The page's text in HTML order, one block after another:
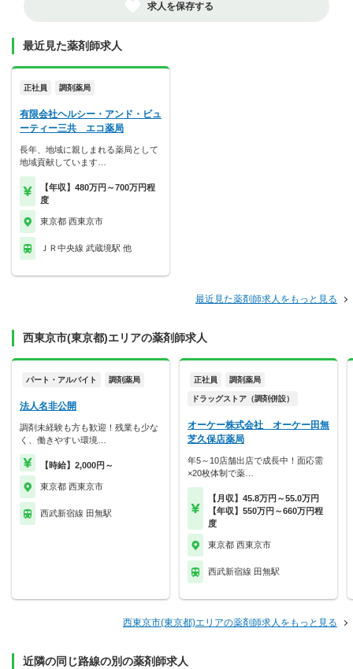
求人を保存する
最近見た薬剤師求人
正社員 調剤薬局
有限会社ヘルシー・アンド・ビュ
ーティー三共 エコ薬局
長年、地域に親しまれる薬局として
地域貢献しています…
【年収】480万円～700万円程
度
東京都 西東京市
ＪＲ中央線 武蔵境駅 他
最近見た薬剤師求人をもっと見る
西東京市(東京都)エリアの薬剤師求人
パート・アルバイト 調剤薬局
法人名非公開
調剤未経験も方も歓迎！残業も少な
く、働きやすい環境…
【時給】2,000円～
東京都 西東京市
西武新宿線 田無駅
正社員 調剤薬局
ドラッグストア（調剤併設）
オーケー株式会社 オーケー田無
芝久保店薬局
年5～10店舗出店で成長中！面応需
×20枚体制で薬…
【月収】45.8万円～55.0万円
【年収】550万円～660万円程
度
東京都 西東京市
西武新宿線 田無駅
西東京市(東京都)エリアの薬剤師求人をもっと見る
近隣の同じ路線の別の薬剤師求人